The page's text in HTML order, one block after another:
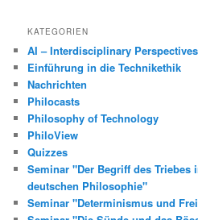
KATEGORIEN
AI – Interdisciplinary Perspectives
Einführung in die Technikethik
Nachrichten
Philocasts
Philosophy of Technology
PhiloView
Quizzes
Seminar "Der Begriff des Triebes
deutschen Philosophie"
Seminar "Determinismus und